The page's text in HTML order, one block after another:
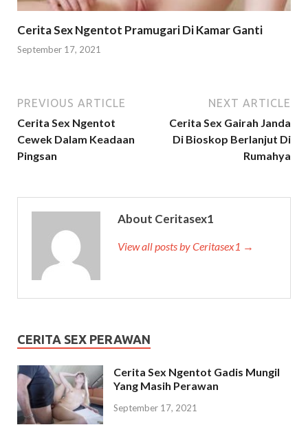
Cerita Sex Ngentot Pramugari Di Kamar Ganti
September 17, 2021
PREVIOUS ARTICLE
Cerita Sex Ngentot
Cewek Dalam Keadaan
Pingsan
NEXT ARTICLE
Cerita Sex Gairah Janda
Di Bioskop Berlanjut Di
Rumahya
About Ceritasex1
View all posts by Ceritasex1 →
CERITA SEX PERAWAN
Cerita Sex Ngentot Gadis Mungil
Yang Masih Perawan
September 17, 2021